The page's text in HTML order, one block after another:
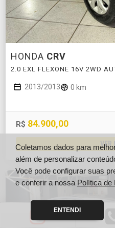
HONDA CRV
2.0 EXL FLEXONE 16V 2WD
2013/2013 0 km
R$ 84.900,00
VER
Coletamos dados para
além de personalizar
Você pode configurar suas
e conferir a nossa Política de
ENTENDI